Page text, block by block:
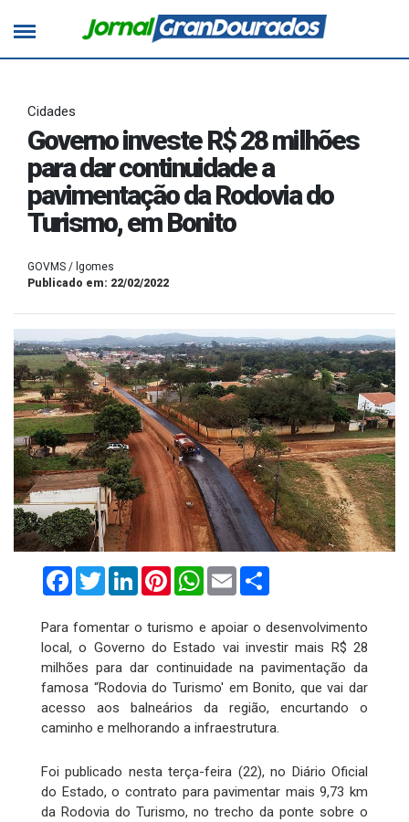
Cidades
Governo investe R$ 28 milhões
para dar continuidade a
pavimentação da Rodovia do
Turismo, em Bonito
GOVMS / lgomes
Publicado em: 22/02/2022
FacebookTwitterLinkedInPinterestWhatsApp
Email
Para fomentar o turismo e apoiar o desenvolvimento
local, o Governo do Estado vai investir mais R$ 28
milhões para dar continuidade na pavimentação da
famosa “Rodovia do Turismo' em Bonito, que vai dar
acesso aos balneários da região, encurtando o
caminho e melhorando a infraestrutura.
Foi publicado nesta terça-feira (22), no Diário Oficial
do Estado, o contrato para pavimentar mais 9,73 km
da Rodovia do Turismo, no trecho da ponte sobre o